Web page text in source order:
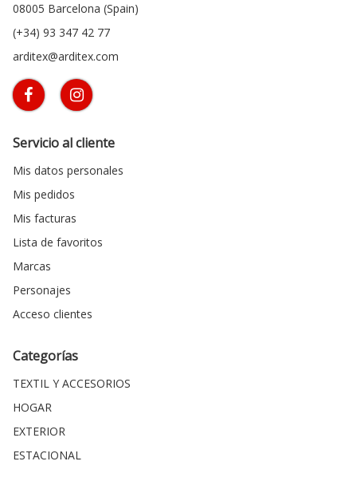
08005 Barcelona (Spain)
(+34) 93 347 42 77
arditex@arditex.com
Servicio al cliente
Mis datos personales
Mis pedidos
Mis facturas
Lista de favoritos
Marcas
Personajes
Acceso clientes
Categorías
TEXTIL Y ACCESORIOS
HOGAR
EXTERIOR
ESTACIONAL